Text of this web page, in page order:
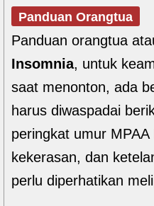
Panduan Orangtua
Panduan orangtua
Insomnia, untuk
saat menonton, ada
harus diwaspadai
peringkat umur MPAA
kekerasan, dan
perlu diperhatikan